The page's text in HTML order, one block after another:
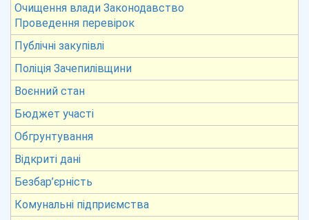
Очищення влади Законодавство
Проведення перевірок
Публічні закупівлі
Поліція Зачепилівщини
Воєнний стан
Бюджет участі
Обгрунтування
Відкриті дані
Безбар’єрність
Комунальні підприємства